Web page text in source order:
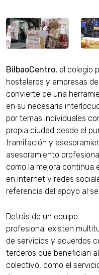
BilbaoCentro, el colegio
hosteleros y empresas
convierte de una
en su necesaria
por temas individuales
propia ciudad desde el
tramitación y
asesoramiento
como la mejora continua
en internet y redes
referencia del apoyo al
Detrás de un equipo
profesional existen
de servicios y acuerdos
terceros que benefician al
colectivo, como el